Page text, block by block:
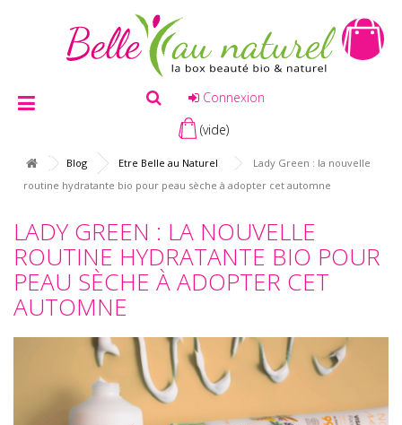
Connexion
(vide)
Blog Etre Belle au Naturel
Lady Green : la nouvelle
routine hydratante bio pour peau sèche à adopter cet automne
LADY GREEN : LA NOUVELLE
ROUTINE HYDRATANTE BIO POUR
PEAU SÈCHE À ADOPTER CET
AUTOMNE